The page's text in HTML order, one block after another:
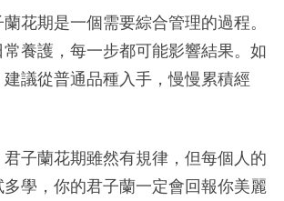
花期是一個需要綜合管理的過程。
養護，每一步都可能影響結果。如
議從普通品種入手，慢慢累積經
子蘭花期雖然有規律，但每個人的
學，你的君子蘭一定會回報你美麗